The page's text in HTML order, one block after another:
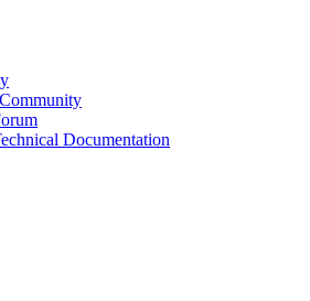
Documentation